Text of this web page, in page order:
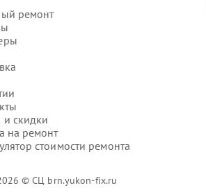
ремонт
скидки
на ремонт
стоимости ремонта
© СЦ brn.yukon-fix.ru